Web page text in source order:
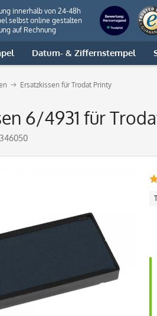
innerhalb von 24-48h
selbst online gestalten
auf Rechnung
Datum- & Ziffernstempel
Ersatzkissen für Trodat Printy
6/4931 für